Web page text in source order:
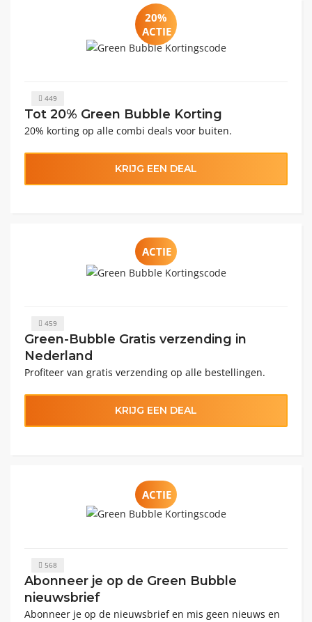
20%
ACTIE
449
Tot 20% Green Bubble Korting
20% korting op alle combi deals voor buiten.
KRIJG EEN DEAL
ACTIE
459
Green-Bubble Gratis verzending in
Nederland
Profiteer van gratis verzending op alle bestellingen.
KRIJG EEN DEAL
ACTIE
568
Abonneer je op de Green Bubble
nieuwsbrief
Abonneer je op de nieuwsbrief en mis geen nieuws en